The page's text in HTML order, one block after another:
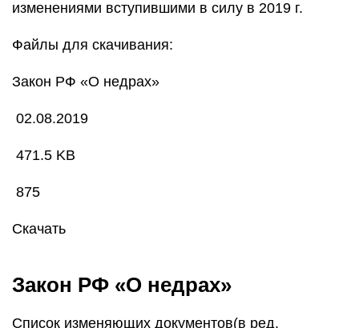
изменениями вступившими в силу в 2019 г.
Файлы для скачивания:
Закон РФ «О недрах»
02.08.2019
471.5 KB
875
Скачать
Закон РФ «О недрах»
Список изменяющих документов(в ред.